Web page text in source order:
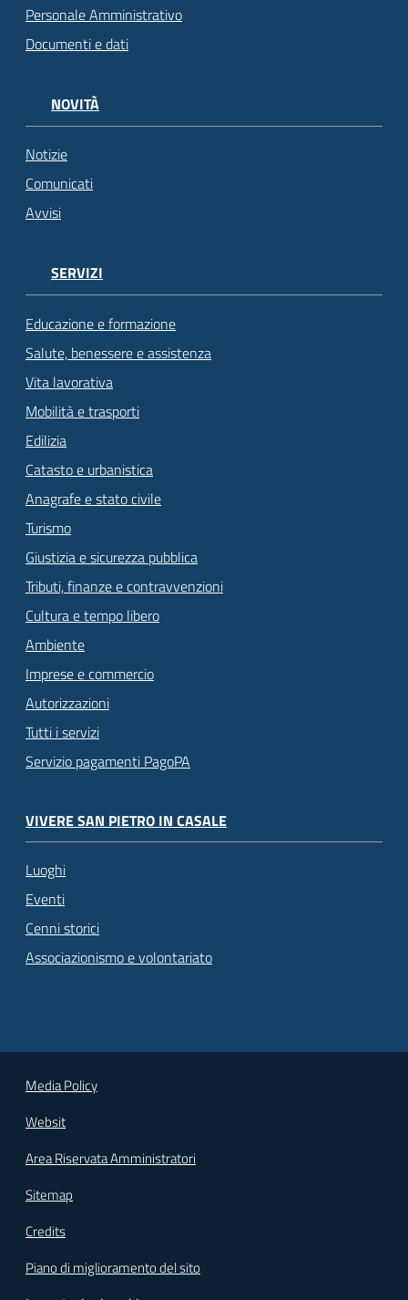
Personale Amministrativo
Documenti e dati
NOVITÀ
Notizie
Comunicati
Avvisi
SERVIZI
Educazione e formazione
Salute, benessere e assistenza
Vita lavorativa
Mobilità e trasporti
Edilizia
Catasto e urbanistica
Anagrafe e stato civile
Turismo
Giustizia e sicurezza pubblica
Tributi, finanze e contravvenzioni
Cultura e tempo libero
Ambiente
Imprese e commercio
Autorizzazioni
Tutti i servizi
Servizio pagamenti PagoPA
VIVERE SAN PIETRO IN CASALE
Luoghi
Eventi
Cenni storici
Associazionismo e volontariato
Media Policy
Websit
Area Riservata Amministratori
Sitemap
Credits
Piano di miglioramento del sito